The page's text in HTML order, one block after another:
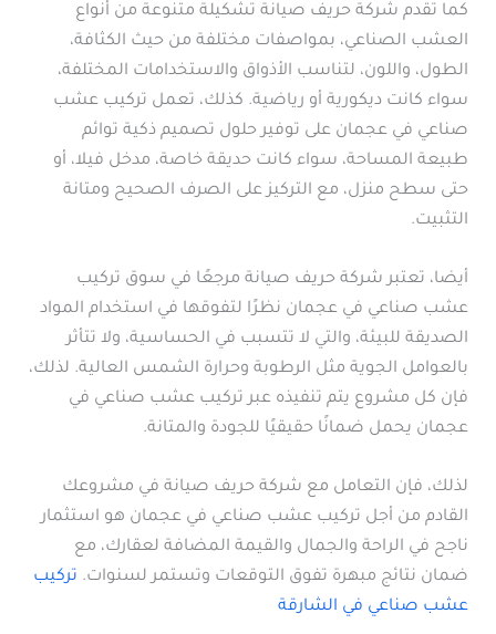
كما تقدم شركة حريف صيانة تشكيلة متنوعة من أنواع
العشب الصناعي، بمواصفات مختلفة من حيث الكثافة،
الطول، واللون، لتناسب الأذواق والاستخدامات المختلفة،
سواء كانت ديكورية أو رياضية. كذلك، تعمل تركيب عشب
صناعي في عجمان على توفير حلول تصميم ذكية توائم
طبيعة المساحة، سواء كانت حديقة خاصة، مدخل فيلا، أو
حتى سطح منزل، مع التركيز على الصرف الصحيح ومتانة
التثبيت.
أيضا، تعتبر شركة حريف صيانة مرجعًا في سوق تركيب
عشب صناعي في عجمان نظرًا لتفوقها في استخدام المواد
الصديقة للبيئة، والتي لا تتسبب في الحساسية، ولا تتأثر
بالعوامل الجوية مثل الرطوبة وحرارة الشمس العالية. لذلك،
فإن كل مشروع يتم تنفيذه عبر تركيب عشب صناعي في
عجمان يحمل ضمانًا حقيقيًا للجودة والمتانة.
لذلك، فإن التعامل مع شركة حريف صيانة في مشروعك
القادم من أجل تركيب عشب صناعي في عجمان هو استثمار
ناجح في الراحة والجمال والقيمة المضافة لعقارك، مع
ضمان نتائج مبهرة تفوق التوقعات وتستمر لسنوات. تركيب
عشب صناعي في الشارقة